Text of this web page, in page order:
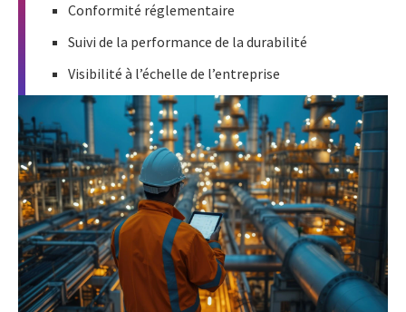
Conformité réglementaire
Suivi de la performance de la durabilité
Visibilité à l’échelle de l’entreprise